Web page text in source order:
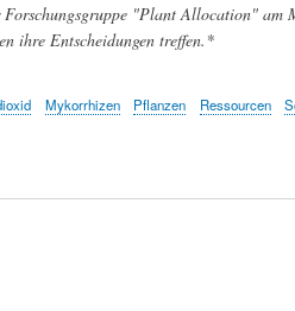
"Plant Allocation" am
ihre Entscheidungen treffen.*
Mykorrhizen Pflanzen Ressourcen